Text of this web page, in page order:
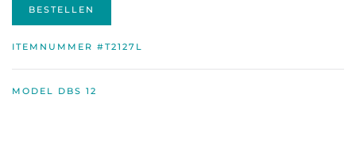
BESTELLEN
ITEMNUMMER #T2127L
MODEL DBS 12